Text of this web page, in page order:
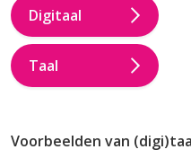
Digitaal
Taal
Voorbeelden van